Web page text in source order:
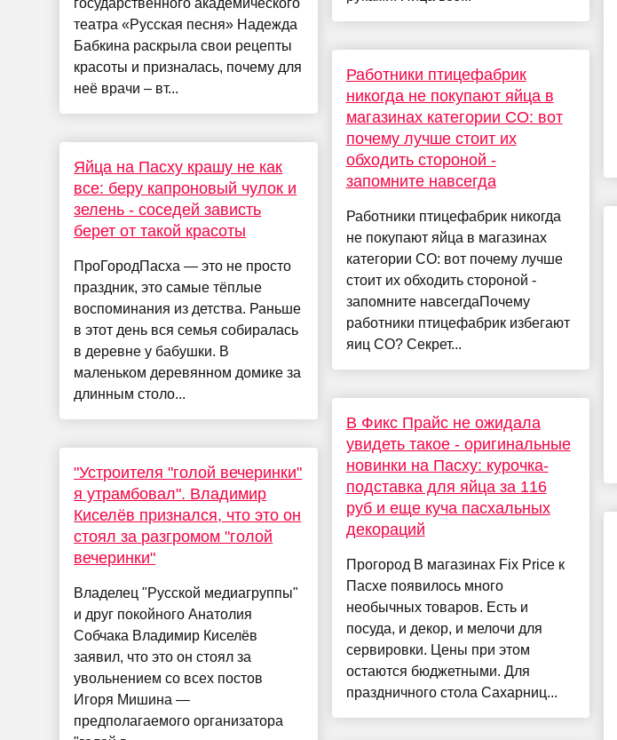
государственного академического
театра «Русская песня» Надежда
Бабкина раскрыла свои рецепты
красоты и призналась, почему для
неё врачи – вт...
Яйца на Пасху крашу не как
все: беру капроновый чулок и
зелень - соседей зависть
берет от такой красоты
ПроГородПасха — это не просто
праздник, это самые тёплые
воспоминания из детства. Раньше
в этот день вся семья собиралась
в деревне у бабушки. В
маленьком деревянном домике за
длинным столо...
"Устроителя "голой вечеринки"
я утрамбовал". Владимир
Киселёв признался, что это он
стоял за разгромом "голой
вечеринки"
Владелец "Русской медиагруппы"
и друг покойного Анатолия
Собчака Владимир Киселёв
заявил, что это он стоял за
увольнением со всех постов
Игоря Мишина —
предполагаемого организатора
Работники птицефабрик
никогда не покупают яйца в
магазинах категории СО: вот
почему лучше стоит их
обходить стороной -
запомните навсегда
Работники птицефабрик никогда
не покупают яйца в магазинах
категории СО: вот почему лучше
стоит их обходить стороной -
запомните навсегдаПочему
работники птицефабрик избегают
яиц СО? Секрет...
В Фикс Прайс не ожидала
увидеть такое - оригинальные
новинки на Пасху: курочка-
подставка для яйца за 116
руб и еще куча пасхальных
декораций
Прогород В магазинах Fix Price к
Пасхе появилось много
необычных товаров. Есть и
посуда, и декор, и мелочи для
сервировки. Цены при этом
остаются бюджетными. Для
праздничного стола Сахарниц...